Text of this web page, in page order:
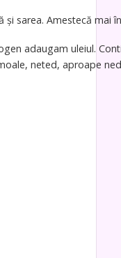
și sarea. Amestecă mai
adaugam uleiul.
neted, aproape